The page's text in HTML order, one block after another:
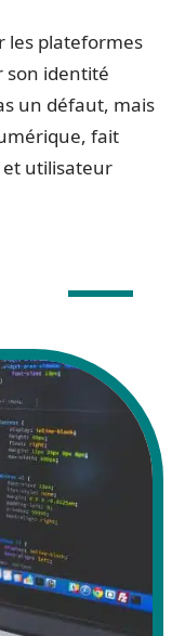
les plateformes
son identité
un défaut, mais
fait
utilisateur